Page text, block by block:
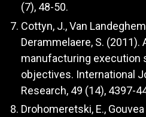
(7), 48-50.
Cottyn, J., Van
Derammelaere, S. (2011).
manufacturing execution
objectives. International
Research, 49 (14), 4397-
Drohomeretski, E.,